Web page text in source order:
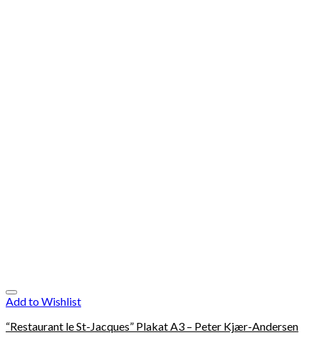
Add to Wishlist
“Restaurant le St-Jacques” Plakat A3 – Peter Kjær-Andersen